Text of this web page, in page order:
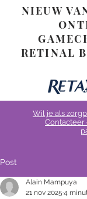
Wil je als
Contacteer
NIEUW
RETINAL
Post
Alain Mampuya
21 nov 2025 4